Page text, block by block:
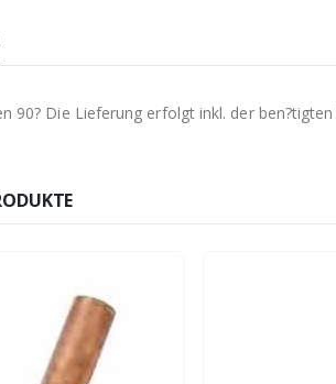
90? Die Lieferung erfolgt inkl. der